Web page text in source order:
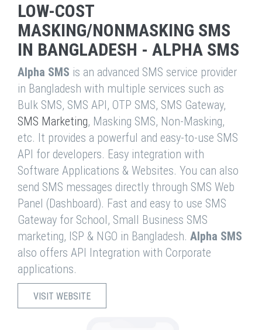
LOW-COST
MASKING/NONMASKING SMS
IN BANGLADESH - ALPHA SMS
Alpha SMS is an advanced SMS service provider
in Bangladesh with multiple services such as
Bulk SMS, SMS API, OTP SMS, SMS Gateway,
SMS Marketing, Masking SMS, Non-Masking,
etc. It provides a powerful and easy-to-use SMS
API for developers. Easy integration with
Software Applications & Websites. You can also
send SMS messages directly through SMS Web
Panel (Dashboard). Fast and easy to use SMS
Gateway for School, Small Business SMS
marketing, ISP & NGO in Bangladesh. Alpha SMS
also offers API Integration with Corporate
applications.
VISIT WEBSITE